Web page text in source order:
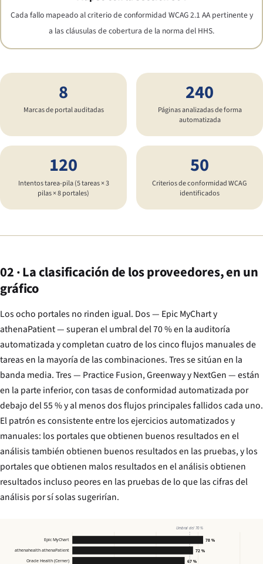
Cada fallo mapeado al criterio de conformidad WCAG 2.1 AA pertinente y
a las cláusulas de cobertura de la norma del HHS.
8
Marcas de portal auditadas
240
Páginas analizadas de forma
automatizada
120
Intentos tarea-pila (5 tareas × 3
pilas × 8 portales)
50
Criterios de conformidad WCAG
identificados
02 · La clasificación de los proveedores, en un
gráfico
Los ocho portales no rinden igual. Dos — Epic MyChart y
athenaPatient — superan el umbral del 70 % en la auditoría
automatizada y completan cuatro de los cinco flujos manuales de
tareas en la mayoría de las combinaciones. Tres se sitúan en la
banda media. Tres — Practice Fusion, Greenway y NextGen — están
en la parte inferior, con tasas de conformidad automatizada por
debajo del 55 % y al menos dos flujos principales fallidos cada uno.
El patrón es consistente entre los ejercicios automatizados y
manuales: los portales que obtienen buenos resultados en el
análisis también obtienen buenos resultados en las pruebas, y los
portales que obtienen malos resultados en el análisis obtienen
resultados incluso peores en las pruebas de lo que las cifras del
análisis por sí solas sugerirían.
Umbral del 70 %
Epic MyChart
78 %
athenahealth athenaPatient
72 %
Oracle Health (Cerner)
67 %